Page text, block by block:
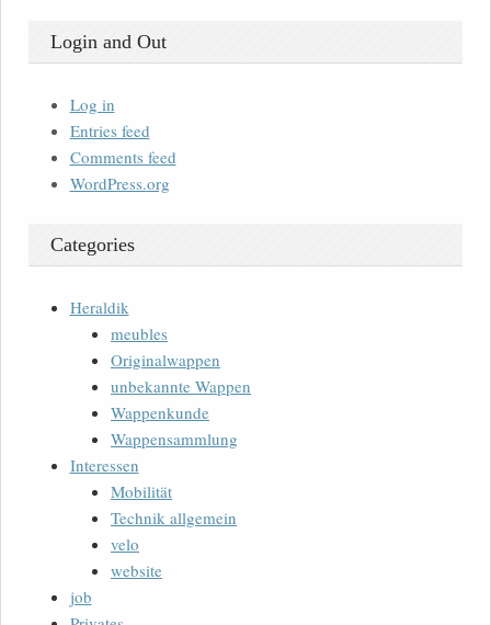
Login and Out
Log in
Entries feed
Comments feed
WordPress.org
Categories
Heraldik
meubles
Originalwappen
unbekannte Wappen
Wappenkunde
Wappensammlung
Interessen
Mobilität
Technik allgemein
velo
website
job